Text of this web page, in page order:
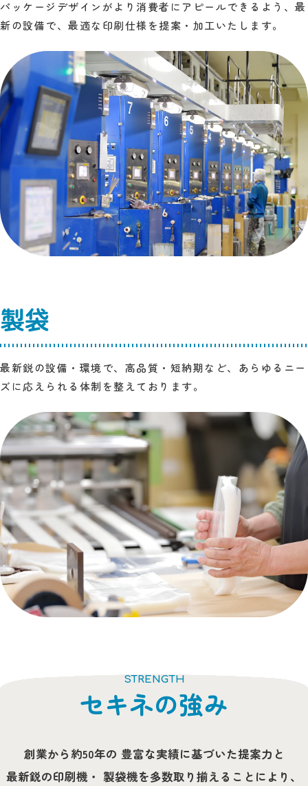
パッケージデザインがより消費者にアピールできるよう、最
新の設備で、最適な印刷仕様を提案・加工いたします。
製袋
最新鋭の設備・環境で、高品質・短納期など、あらゆるニー
ズに応えられる体制を整えております。
セキネの強み
STRENGTH
創業から約50年の 豊富な実績に基づいた提案力と
最新鋭の印刷機・ 製袋機を多数取り揃えることにより、